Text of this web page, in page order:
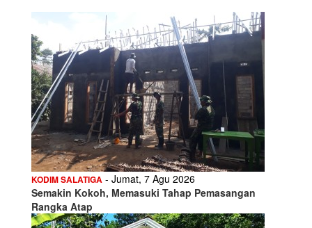
KODIM SALATIGA - Jumat, 7 Agu 2026
Semakin Kokoh, Memasuki Tahap Pemasangan
Rangka Atap